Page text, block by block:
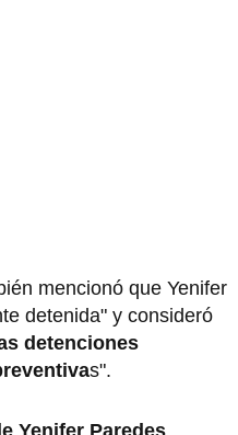
mencionó que Yenifer
detenida" y consideró
detenciones
s".
Yenifer Paredes